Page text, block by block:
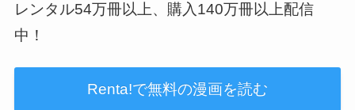
レンタル54万冊以上、購入140万冊以上配信
中！
Renta!で無料の漫画を読む